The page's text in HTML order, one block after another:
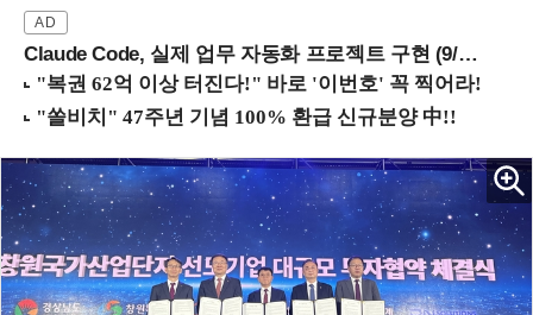
Claude Code, 실제 업무 자동화 프로젝트 구현 (9/16 ~17 강남역)